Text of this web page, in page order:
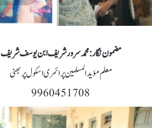
مضمون نگار :محمد سرور شریف ابن یوسف شریف
معلم مؤیدالمسلمین پرائمری اسکول پربھنی
9960451708